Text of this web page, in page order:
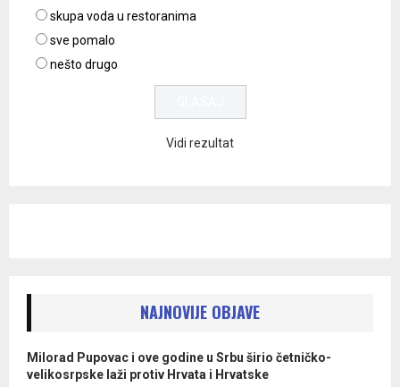
skupa voda u restoranima
sve pomalo
nešto drugo
Vidi rezultat
NAJNOVIJE OBJAVE
Milorad Pupovac i ove godine u Srbu širio četničko-
velikosrpske laži protiv Hrvata i Hrvatske